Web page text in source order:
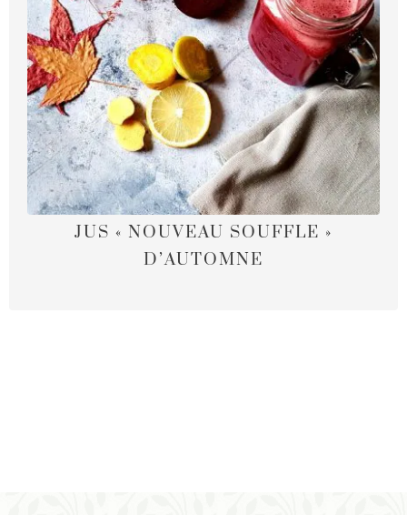
JUS « NOUVEAU SOUFFLE »
D’AUTOMNE